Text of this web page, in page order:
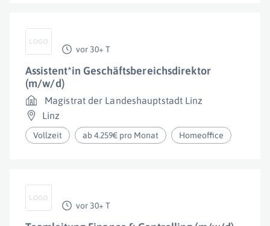
vor 30+ T
Assistent*in Geschäftsbereichsdirektor
(m/w/d)
Magistrat der Landeshauptstadt Linz
Linz
Vollzeit ab 4.259€ pro Monat Homeoffice
vor 30+ T